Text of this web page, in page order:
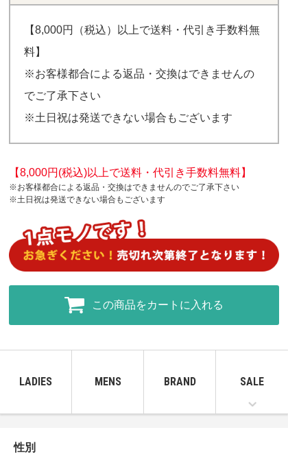
【8,000円（税込）以上で送料・代引き手数料無
料】
※お客様都合による返品・交換はできませんの
でご了承下さい
※土日祝は発送できない場合もございます
【8,000円(税込)以上で送料・代引き手数料無料】
※お客様都合による返品・交換はできませんのでご了承下さい
※土日祝は発送できない場合もございます
この商品をカートに入れる
LADIES MENS BRAND SALE
性別